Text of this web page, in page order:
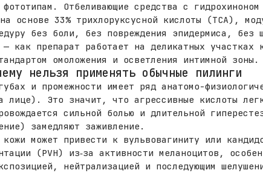
Отбеливающие средства с
основе 33% трихлоруксусной кислоты (ТСА),
без боли, без повреждения эпидермиса,
как препарат работает на деликатных участках
омоложения и осветления интимной зоны.
нельзя применять обычные пилинги
и промежности имеет ряд анатомо-
Это значит, что агрессивные кислоты
сильной болью и длительной
замедляют заживление.
может привести к вульвовагиниту или
(PVH) из‑за активности меланоцитов,
нейтрализацией и последующим